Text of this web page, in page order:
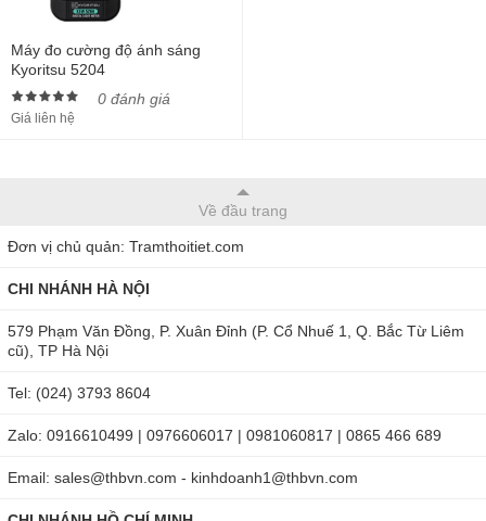
Máy đo cường độ ánh sáng
Kyoritsu 5204
0 đánh giá
Giá liên hệ
Về đầu trang
Đơn vị chủ quản: Tramthoitiet.com
CHI NHÁNH HÀ NỘI
579 Phạm Văn Đồng, P. Xuân Đỉnh (P. Cổ Nhuế 1, Q. Bắc Từ Liêm
cũ), TP Hà Nội
Tel: (024) 3793 8604
Zalo: 0916610499 | 0976606017 | 0981060817 | 0865 466 689
Email: sales@thbvn.com - kinhdoanh1@thbvn.com